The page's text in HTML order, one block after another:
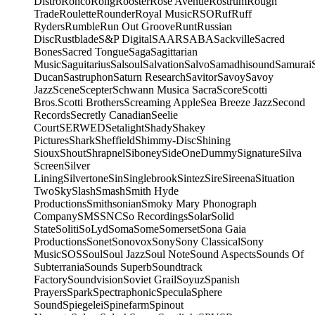
TradeRouletteRounderRoyal MusicRSORufRuff
RydersRumbleRun Out GrooveRuntRussian
DiscRustbladeS&P DigitalSAARSABASackvilleSacred
BonesSacred TongueSagaSagittarian
MusicSaguitariusSalsoulSalvationSalvoSamadhisoundSamurai
DucanSastruphonSaturn ResearchSavitorSavoySavoy
JazzSceneScepterSchwann Musica SacraScoreScotti
Bros.Scotti BrothersScreaming AppleSea Breeze JazzSecond
RecordsSecretly CanadianSeelie
CourtSERWEDSetalightShadyShakey
PicturesSharkSheffieldShimmy-DiscShining
SiouxShoutShrapnelSiboneySideOneDummySignatureSilva
ScreenSilver
LiningSilvertoneSinSinglebrookSintezSireSireenaSituation
TwoSkySlashSmashSmith Hyde
ProductionsSmithsonianSmoky Mary Phonograph
CompanySMSSNCSo RecordingsSolarSolid
StateSolitiSoLydSomaSomeSomersetSona Gaia
ProductionsSonetSonovoxSonySony ClassicalSony
MusicSOSSoulSoul JazzSoul NoteSound AspectsSounds Of
SubterraniaSounds SuperbSoundtrack
FactorySoundvisionSoviet GrailSoyuzSpanish
PrayersSparkSpectraphonicSpeculaSphere
SoundSpiegeleiSpinefarmSpinout